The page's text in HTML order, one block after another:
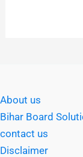
About us
Bihar Board
contact us
Disclaimer